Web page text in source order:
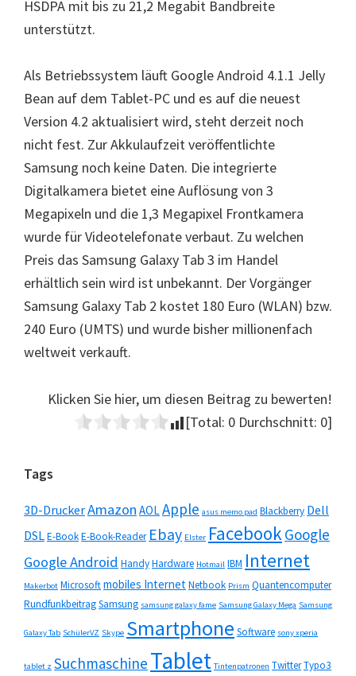
HSDPA mit bis zu 21,2 Megabit Bandbreite
unterstützt.
Als Betriebssystem läuft Google Android 4.1.1 Jelly
Bean auf dem Tablet-PC und es auf die neuest
Version 4.2 aktualisiert wird, steht derzeit noch
nicht fest. Zur Akkulaufzeit veröffentlichte
Samsung noch keine Daten. Die integrierte
Digitalkamera bietet eine Auflösung von 3
Megapixeln und die 1,3 Megapixel Frontkamera
wurde für Videotelefonate verbaut. Zu welchen
Preis das Samsung Galaxy Tab 3 im Handel
erhältlich sein wird ist unbekannt. Der Vorgänger
Samsung Galaxy Tab 2 kostet 180 Euro (WLAN) bzw.
240 Euro (UMTS) und wurde bisher millionenfach
weltweit verkauft.
Klicken Sie hier, um diesen Beitrag zu bewerten!
[Total: 0 Durchschnitt: 0]
Seitenspalte
Tags
3D-DruckerAmazon AOLApple asus memo pad Blackberry Dell
DSLE-BookE-Book-Reader Ebay Elster FacebookGoogle
Google Android HandyHardware Hotmail IBM Internet
Makerbot Microsoftmobiles InternetNetbook Prism Quantencomputer
RundfunkbeitragSamsung samsung galaxy fame Samsung Galaxy Mega Samsung
Galaxy Tab SchülerVZ Skype Smartphone Software sony xperia
tablet z Suchmaschine Tablet Tintenpatronen TwitterTypo3